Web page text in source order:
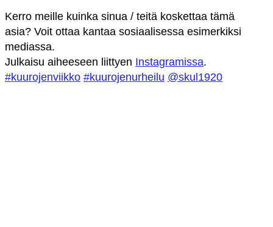
Kerro meille kuinka sinua / teitä koskettaa tämä
asia? Voit ottaa kantaa sosiaalisessa esimerkiksi
mediassa.
Julkaisu aiheeseen liittyen Instagramissa.
#kuurojenviikko #kuurojenurheilu @skul1920